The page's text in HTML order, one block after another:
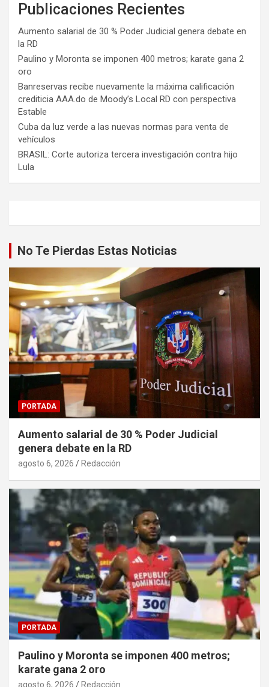
Publicaciones Recientes
Aumento salarial de 30 % Poder Judicial genera debate en
la RD
Paulino y Moronta se imponen 400 metros; karate gana 2
oro
Banreservas recibe nuevamente la máxima calificación
crediticia AAA.do de Moody’s Local RD con perspectiva
Estable
Cuba da luz verde a las nuevas normas para venta de
vehículos
BRASIL: Corte autoriza tercera investigación contra hijo
Lula
No Te Pierdas Estas Noticias
PORTADA
Aumento salarial de 30 % Poder Judicial
genera debate en la RD
agosto 6, 2026 Redacción
PORTADA
Paulino y Moronta se imponen 400 metros;
karate gana 2 oro
agosto 6, 2026 Redacción